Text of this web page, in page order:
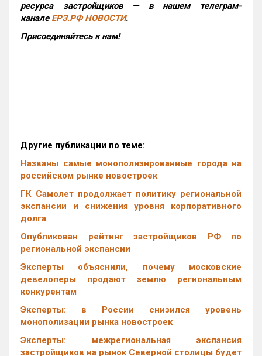
ресурса застройщиков — в нашем телеграм-
канале ЕРЗ.РФ НОВОСТИ.
Присоединяйтесь к нам!
Другие публикации по теме:
Названы самые монополизированные города на
российском рынке новостроек
ГК Самолет продолжает политику региональной
экспансии и снижения уровня корпоративного
долга
Опубликован рейтинг застройщиков РФ по
региональной экспансии
Эксперты объяснили, почему московские
девелоперы продают землю региональным
конкурентам
Эксперты: в России снизился уровень
монополизации рынка новостроек
Эксперты: межрегиональная экспансия
застройщиков на рынок Северной столицы будет